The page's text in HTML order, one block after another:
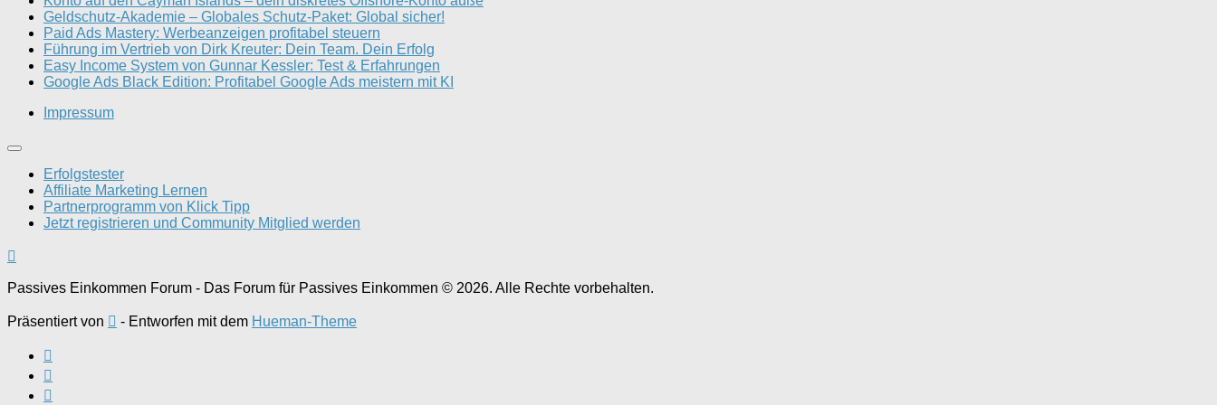
Geldschutz-Akademie – Globales Schutz-Paket: Global sicher!
Paid Ads Mastery: Werbeanzeigen profitabel steuern
Führung im Vertrieb von Dirk Kreuter: Dein Team. Dein Erfolg
Easy Income System von Gunnar Kessler: Test & Erfahrungen
Google Ads Black Edition: Profitabel Google Ads meistern mit KI
Impressum
Erfolgstester
Affiliate Marketing Lernen
Partnerprogramm von Klick Tipp
Jetzt registrieren und Community Mitglied werden
Passives Einkommen Forum - Das Forum für Passives Einkommen © 2026. Alle Rechte vorbehalten.
Präsentiert von - Entworfen mit dem Hueman-Theme